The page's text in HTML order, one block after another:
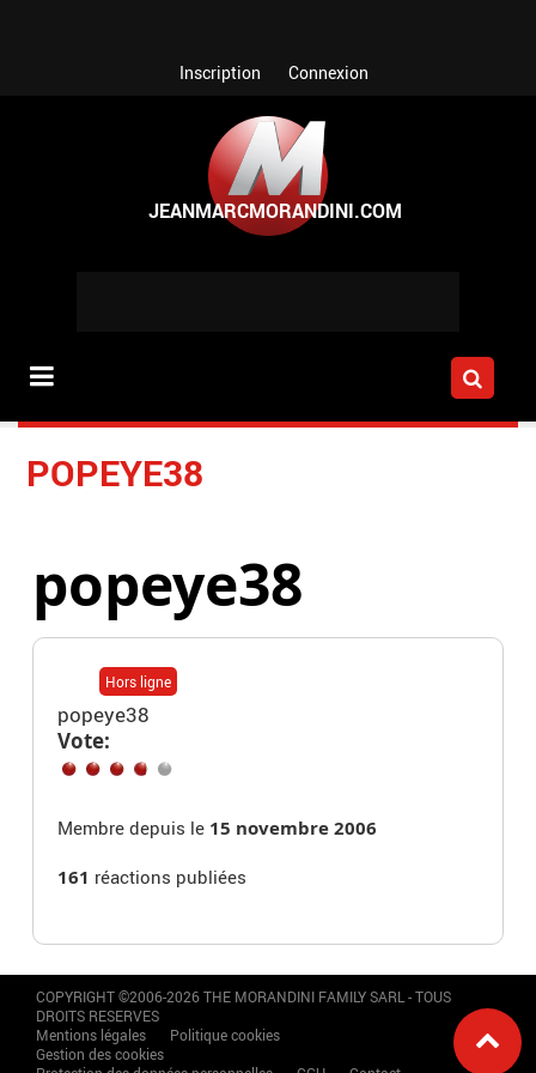
Inscription Connexion
POPEYE38
popeye38
Hors ligne
popeye38
Vote:
Membre depuis le 15 novembre 2006
161 réactions publiées
COPYRIGHT ©2006-2026 THE MORANDINI FAMILY SARL - TOUS
DROITS RESERVES
Mentions légales
Politique cookies
Gestion des cookies